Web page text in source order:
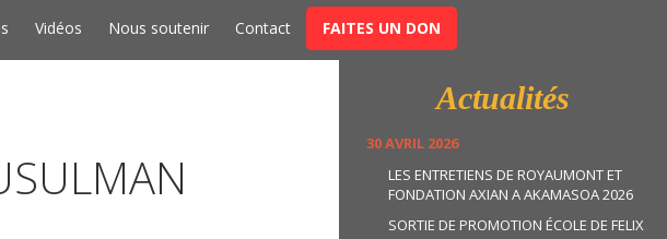
Vidéos Nous soutenir Contact FAITES UN DON
Actualités
30 AVRIL 2026
LES ENTRETIENS DE ROYAUMONT ET
FONDATION AXIAN A AKAMASOA 2026
SORTIE DE PROMOTION ÉCOLE DE FELIX